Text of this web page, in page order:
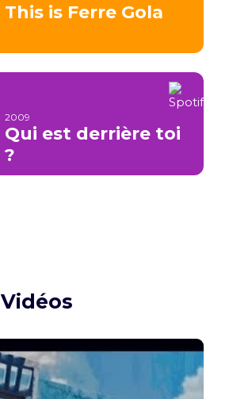
This is Ferre Gola
Qui est derrière toi
?
2009